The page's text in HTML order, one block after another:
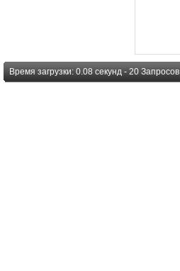
Время загрузки: 0.08 секунд - 20 Запросов